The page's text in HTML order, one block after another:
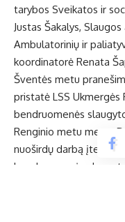
tarybos Sveikatos ir
Justas Šakalys,
Ambulatorinių ir
koordinatorė Renata
Šventės metu
pristatė LSS Ukmergės
bendruomenės
Renginio metu meras
nuoširdų darbą įteikė
bendruomenės